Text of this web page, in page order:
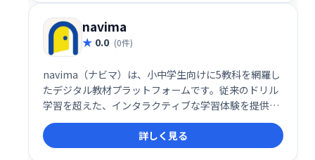
navima
0.0 (0件)
navima（ナビマ）は、小中学生向けに5教科を網羅し
たデジタル教材プラットフォームです。従来のドリル
学習を超えた、インタラクティブな学習体験を提供
し、生徒の理解を深めるための工夫が盛り込まれてい
ます。家庭学習や学校授業に活用できる便利なツール
として、多くの教育現場で利用されています。
詳しく見る